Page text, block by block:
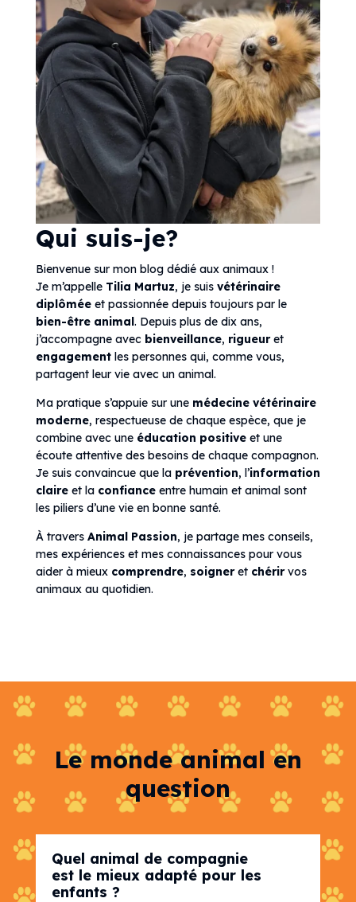
Qui suis-je?
Bienvenue sur mon blog dédié aux animaux !
Je m’appelle Tilia Martuz, je suis vétérinaire
diplôméeet passionnée depuis toujours par le
bien-être animal. Depuis plus de dix ans,
j’accompagne avec bienveillance, rigueuret
engagementles personnes qui, comme vous,
partagent leur vie avec un animal.
Ma pratique s’appuie sur une médecine vétérinaire
moderne, respectueuse de chaque espèce, que je
combine avec une éducation positiveet une
écoute attentive des besoins de chaque compagnon.
Je suis convaincue que la prévention, l’information
claireet la confianceentre humain et animal sont
les piliers d’une vie en bonne santé.
À travers Animal Passion, je partage mes conseils,
mes expériences et mes connaissances pour vous
aider à mieux comprendre, soigneret chérirvos
animaux au quotidien.
Le monde animal en
question
Quel animal de compagnie
est le mieux adapté pour les
enfants ?